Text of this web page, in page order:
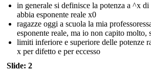
in generale si definisce la potenza a ^x
abbia esponente reale x0
ragazze oggi a scuola la mia
esponente reale, ma io non capito molto,
limiti inferiore e superiore delle potenze
x per difetto e per eccesso
Slide: 2